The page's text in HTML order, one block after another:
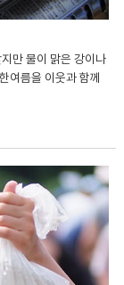
만 물이 맑은 강이나
여름을 이웃과 함께